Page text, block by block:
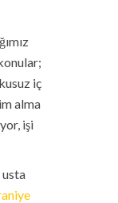
iç
alma
işi